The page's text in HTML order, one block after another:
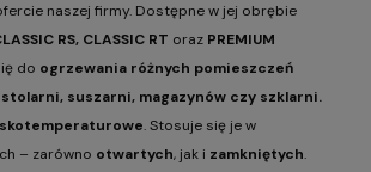
naszej firmy. Dostępne w jej obrębie
RS, CLASSIC RT oraz PREMIUM
do ogrzewania różnych pomieszczeń
suszarni, magazynów czy szklarni.
. Stosuje się je w
– zarówno otwartych, jak i zamkniętych.